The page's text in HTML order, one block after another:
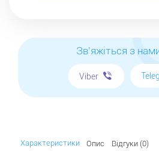
Зв'яжіться з
Viber
Характеристики Опис Відгуки (0)